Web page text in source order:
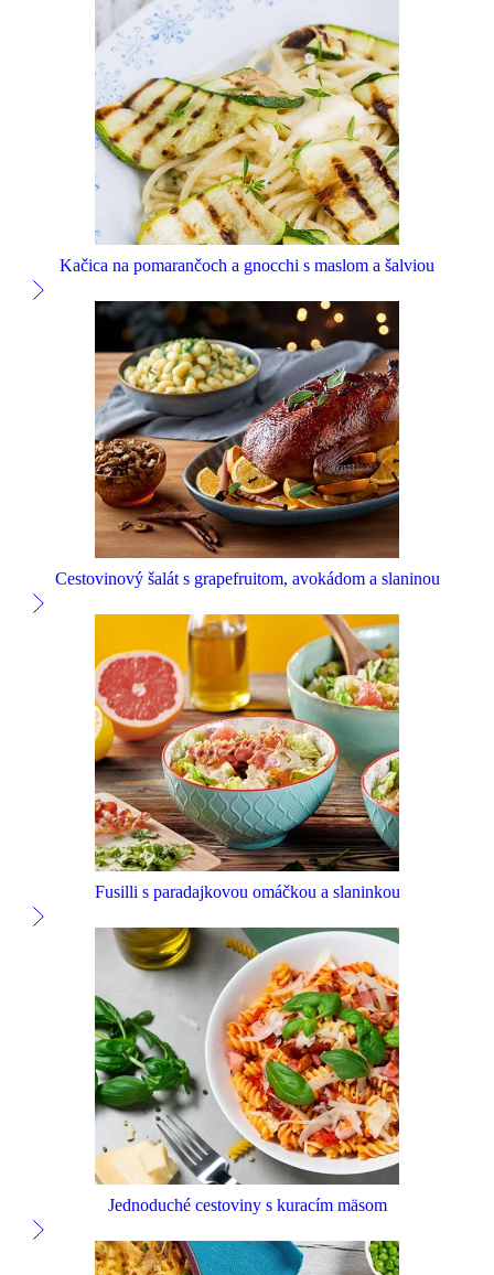
Kačica na pomarančoch a gnocchi s maslom a šalviou
Cestovinový šalát s grapefruitom, avokádom a slaninou
Fusilli s paradajkovou omáčkou a slaninkou
Jednoduché cestoviny s kuracím mäsom